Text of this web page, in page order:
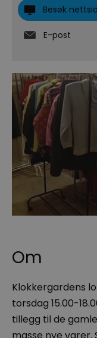
Besøk
E-post
Om
Klokkergardens
torsdag 15.00-
tillegg til de
masse nye varer.